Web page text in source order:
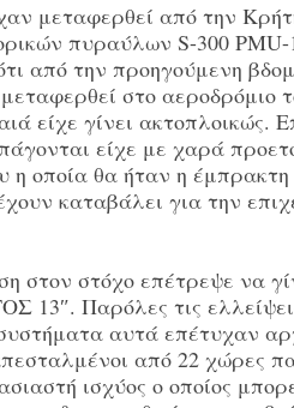
μεταφερθεί από την
πυραύλων S-300 PMU-
από την προηγούμενη
στο
είχε γίνει ακτοπλοικώς.
είχε με χαρά
η οποία θα ήταν η
καταβάλει για την
στον στόχο επέτρεψε να
13″. Παρόλες τις
αυτά επέτυχαν
από 22 χώρες
ισχύος ο οποίος